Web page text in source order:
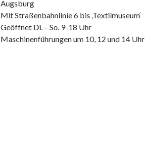
Augsburg
Mit Straßenbahnlinie 6 bis ‚Textilmuseum‘
Geöffnet Di. – So. 9-18 Uhr
Maschinenführungen um 10, 12 und 14 Uhr